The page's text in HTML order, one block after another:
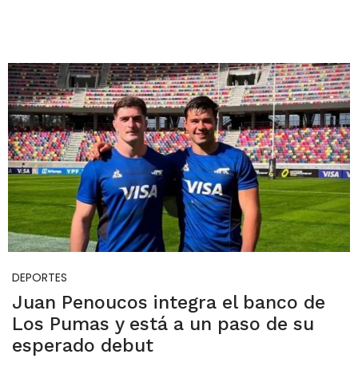
DEPORTES
Juan Penoucos integra el banco de
Los Pumas y está a un paso de su
esperado debut